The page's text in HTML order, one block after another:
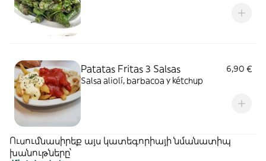
Patatas Fritas 3 Salsas
6,90 €
Salsa aliolí, barbacoa y kétchup
Ուսումնասիրեք այս կատեգորիայի նմանատիպ
խանութները՝